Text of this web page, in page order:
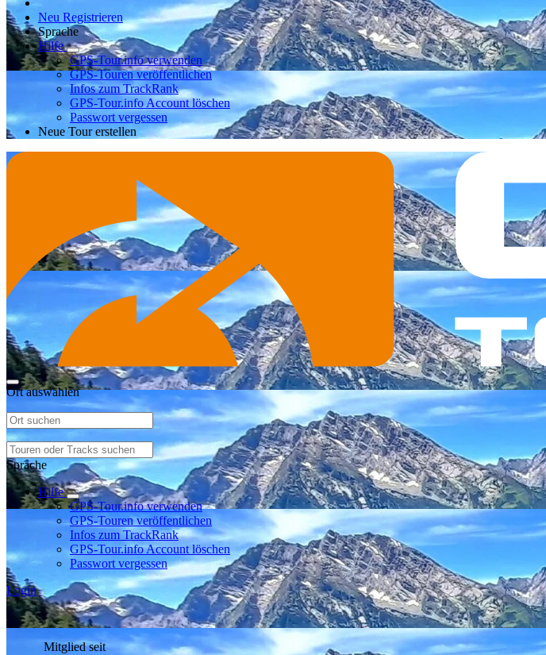
Neu Registrieren
Sprache
Hilfe
GPS-Tour.info verwenden
GPS-Touren veröffentlichen
Infos zum TrackRank
GPS-Tour.info Account löschen
Passwort vergessen
Neue Tour erstellen
Ort auswählen
Sprache
Hilfe
GPS-Tour.info verwenden
GPS-Touren veröffentlichen
Infos zum TrackRank
GPS-Tour.info Account löschen
Passwort vergessen
Login
Mitglied seit